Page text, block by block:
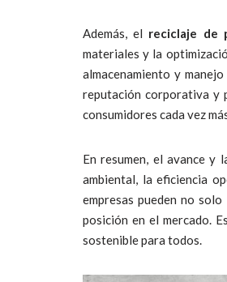
Además, el reciclaje de
materiales y la
almacenamiento y
reputación corporativa y
consumidores cada vez
En resumen, el avance y
ambiental, la eficiencia
empresas pueden no
posición en el mercado.
sostenible para todos.